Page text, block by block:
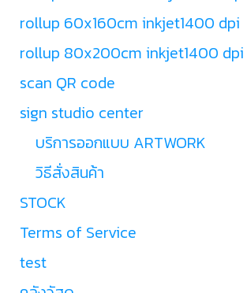
rollup 60x160cm inkjet1400 dpi
rollup 80x200cm inkjet1400 dpi
scan QR code
sign studio center
บริการออกแบบ ARTWORK
วิธีสั่งสินค้า
STOCK
Terms of Service
test